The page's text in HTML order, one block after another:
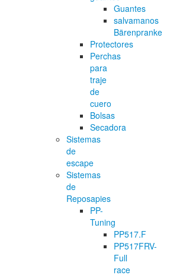
Guantes
salvamanos
Bärenpranke
Protectores
Perchas
para
traje
de
cuero
Bolsas
Secadora
Sistemas
de
escape
Sistemas
de
Reposapies
PP-
Tuning
PP517.F
PP517FRV-
Full
race